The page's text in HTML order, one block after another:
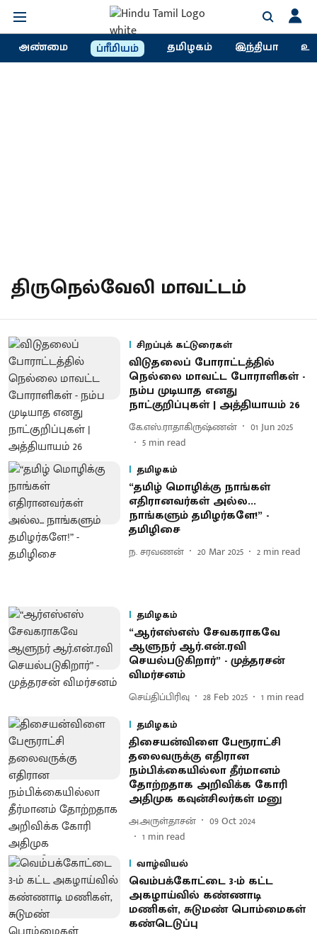
அண்மை ப்ரீமியம் தமிழகம் இந்தியா
திருநெல்வேலி மாவட்டம்
சிறப்புக் கட்டுரைகள்
விடுதலைப் போராட்டத்தில்
நெல்லை மாவட்ட போராளிகள் -
நம்ப முடியாத எனது
நாட்குறிப்புகள் | அத்தியாயம் 26
கே.எஸ்.ராதாகிருஷ்ணன்
01 Jun 2025
5 min read
தமிழகம்
“தமிழ் மொழிக்கு நாங்கள்
எதிரானவர்கள் அல்ல...
நாங்களும் தமிழர்களே!” -
தமிழிசை
ந. சரவணன் 20 Mar 2025 2 min read
தமிழகம்
“ஆர்எஸ்எஸ் சேவகராகவே
ஆளுநர் ஆர்.என்.ரவி
செயல்படுகிறார்” - முத்தரசன்
விமர்சனம்
செய்திப்பிரிவு 28 Feb 2025 1 min read
தமிழகம்
திசையன்விளை பேரூராட்சி
தலைவருக்கு எதிரான
நம்பிக்கையில்லா தீர்மானம்
தோற்றதாக அறிவிக்க கோரி
அதிமுக கவுன்சிலர்கள் மனு
அ.அருள்தாசன்
09 Oct 2024
1 min read
வாழ்வியல்
வெம்பக்கோட்டை 3-ம் கட்ட
அகழாய்வில் கண்ணாடி
மணிகள், சுடுமண் பொம்மைகள்
கண்டெடுப்பு